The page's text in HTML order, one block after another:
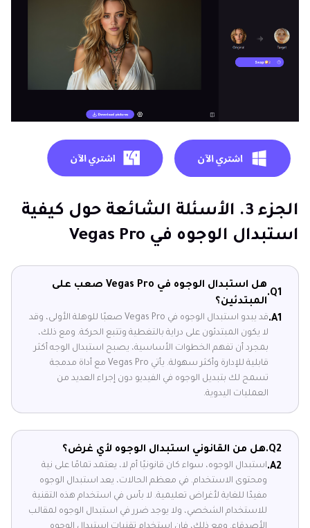
الجزء 3. الأسئلة الشائعة حول كيفية
استبدال الوجوه في Vegas Pro
Q1.
هل استبدال الوجوه في Vegas Pro صعب على
المبتدئين؟
A1.
قد يبدو استبدال الوجوه في Vegas Pro صعبًا للوهلة الأولى، وقد
لا يكون المبتدئون على دراية بالتغطية وتتبع الحركة. ومع ذلك،
بمجرد أن تفهم الخطوات الأساسية، يصبح استبدال الوجه أكثر
قابلية للإدارة وأكثر سهولة. يأتي Vegas Pro مع أداة مدمجة
تسمح لك بتبديل الوجوه في الفيديو دون إجراء العديد من
العمليات اليدوية.
Q2. هل من القانوني استبدال الوجوه لأي غرض؟
A2. استبدال الوجوه، سواء كان قانونيًا أم لا، يعتمد تمامًا على نية
ومحتوى الاستخدام. في معظم الحالات، يعد استبدال الوجوه
مفيدًا للغاية لأغراض تعليمية. لا بأس في استخدام هذه التقنية
للاستخدام الشخصي، ولا يوجد ضرر في استبدال الوجوه لمقالب